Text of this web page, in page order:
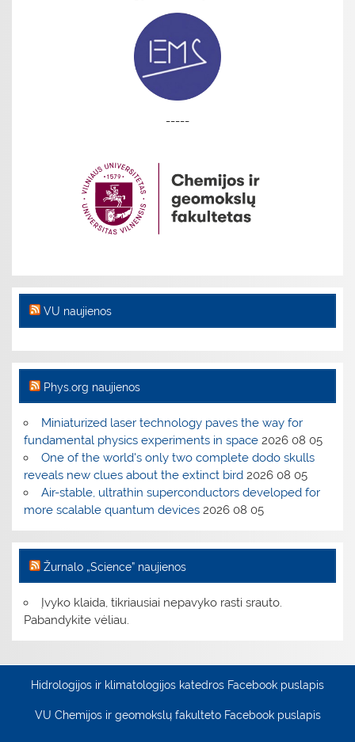
-----
VU naujienos
Phys.org naujienos
Miniaturized laser technology paves the way for
fundamental physics experiments in space 2026 08 05
One of the world's only two complete dodo skulls
reveals new clues about the extinct bird 2026 08 05
Air-stable, ultrathin superconductors developed for
more scalable quantum devices 2026 08 05
Žurnalo „Science” naujienos
Įvyko klaida, tikriausiai nepavyko rasti srauto.
Pabandykite vėliau.
Hidrologijos ir klimatologijos katedros Facebook puslapis
VU Chemijos ir geomokslų fakulteto Facebook puslapis